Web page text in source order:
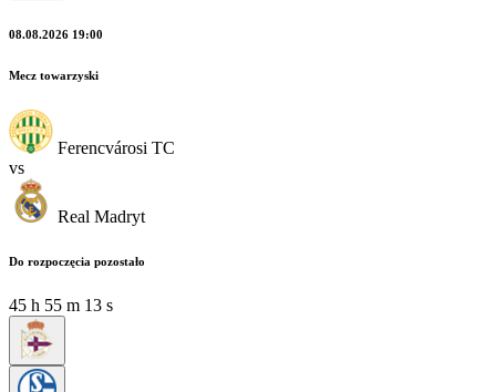
08.08.2026 19:00
Mecz towarzyski
Ferencvárosi TC
vs
Real Madryt
Do rozpoczęcia pozostało
45 h 55 m 12 s